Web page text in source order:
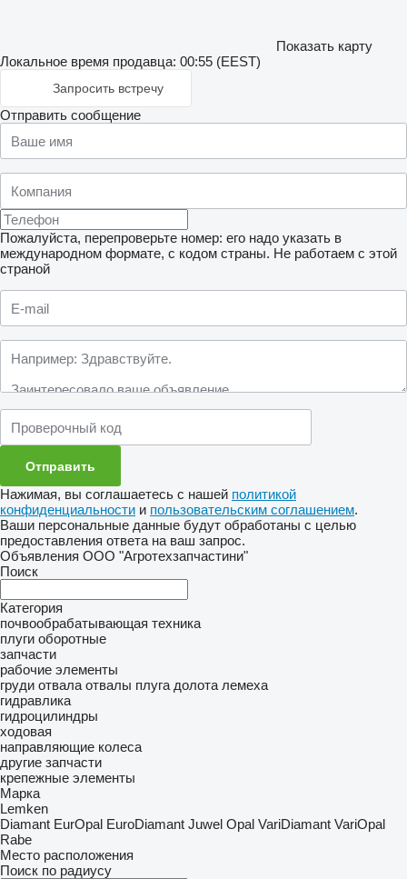
Показать карту
Локальное время продавца: 00:55 (EEST)
Запросить встречу
Отправить сообщение
Пожалуйста, перепроверьте номер: его надо указать в
международном формате, с кодом страны. Не работаем с этой
страной
Нажимая, вы соглашаетесь с нашей политикой
конфиденциальности и пользовательским соглашением.
Ваши персональные данные будут обработаны с целью
предоставления ответа на ваш запрос.
Объявления ООО "Агротехзапчастини"
Поиск
Категория
почвообрабатывающая техника
плуги оборотные
запчасти
рабочие элементы
груди отвала отвалы плуга долота лемеха
гидравлика
гидроцилиндры
ходовая
направляющие колеса
другие запчасти
крепежные элементы
Марка
Lemken
Diamant EurOpal EuroDiamant Juwel Opal VariDiamant VariOpal
Rabe
Место расположения
Поиск по радиусу